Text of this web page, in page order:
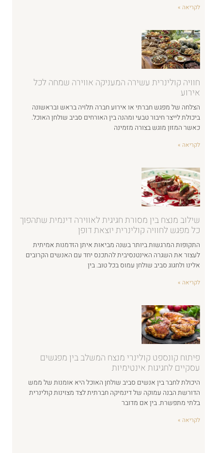
לקריאה »
חוויה קולינרית עשירה המעניקה אווירה שמחה לכל
אירוע
הצלחה של מפגש חברתי או אירוע חברה תלויה בראש ובראשונה
ביכולת לייצר חיבור טבעי ומהנה בין האורחים סביב שולחן האוכל.
כאשר המזון מוגש בצורה מזמינה
לקריאה »
שילוב מנצח בין מסורת חגיגית לאווירה דינמית שתהפוך
כל מפגש לחוויה קולינרית יוצאת דופן
התקופות המרגשות ביותר בשנה מביאות איתן הזדמנות אמיתית
לעצור את השגרה האינטנסיבית להתכנס יחד עם האנשים הקרובים
אלינו ולחגוג סביב שולחן עמוס בכל טוב. בין
לקריאה »
פיתוח קונספט קולינרי מנצח המשלב בין מפגשים
עסקיים לחגיגות אינטימיות
היכולת לחבר בין אנשים סביב שולחן האוכל היא אומנות של ממש
הדורשת הבנה עמוקה של דינמיקה חברתית לצד מצוינות קולינרית
בלתי מתפשרת. בין אם מדובר
לקריאה »